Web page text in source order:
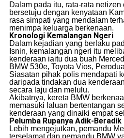
​Dalam pada itu, rata-rata
bersetuju dengan kenyataan
rasa simpati yang mendalam
menimpa keluarga berkenaan.
Kronologi Kemalangan Ngeri
​Dalam kejadian yang berlaku
Isnin, kemalangan ngeri itu
kenderaan iaitu dua buah
BMW 530e, Toyota Vios,
​Siasatan pihak polis mendapati
daripada tindakan dua
secara laju dan melulu.
​Akibatnya, kereta BMW
memasuki laluan bertentangan
kenderaan yang dinaiki empat
Pelumba Rupanya Adik-Beradik
​Lebih mengejutkan, pemandu
terselamat dan pemandu BMW